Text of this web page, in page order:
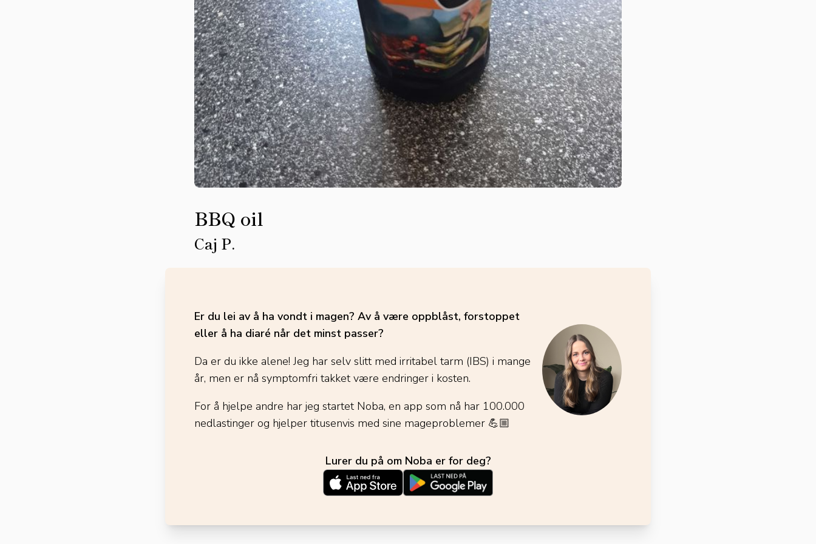
BBQ oil
Caj P.
Er du lei av å ha vondt i magen? Av å være oppblåst, forstoppet
eller å ha diaré når det minst passer?
Da er du ikke alene! Jeg har selv slitt med irritabel tarm (IBS) i mange
år, men er nå symptomfri takket være endringer i kosten.
For å hjelpe andre har jeg startet Noba, en app som nå har 100.000
nedlastinger og hjelper titusenvis med sine mageproblemer 💪🏼
Lurer du på om Noba er for deg?